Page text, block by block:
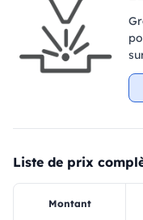
Liste de prix
Montant